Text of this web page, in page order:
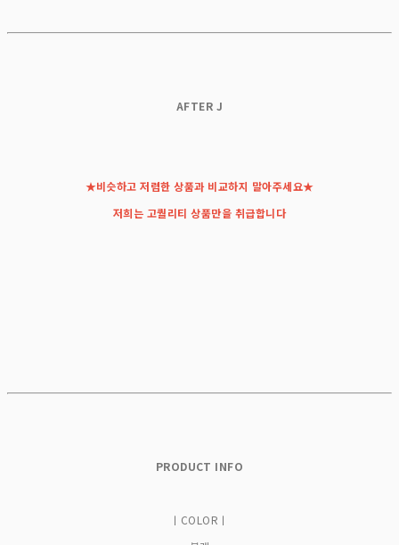
AFTER J
★비슷하고 저렴한 상품과 비교하지 말아주세요★
저희는 고퀄리티 상품만을 취급합니다
PRODUCT INFO
ㅣCOLORㅣ